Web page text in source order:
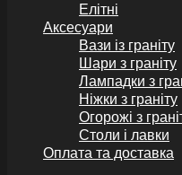
Елітні
Аксесуари
Вази із граніту
Шари з граніту
Лампадки з
Ніжки з граніту
Огорожі з
Столи і лавки
Оплата та доставка